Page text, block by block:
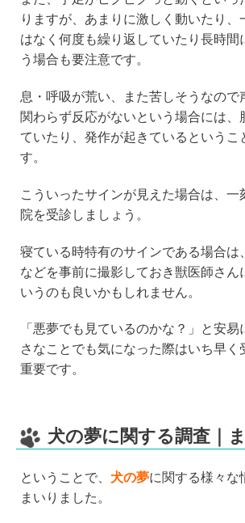
りますが、あまりに激しく動いたり、
はなく何度も繰り返していたり長時間
う場合も要注意です。
息・呼吸が荒い、また苦しそうなので
関わらず反応がないという場合には、
ていたり、発作が起きているというこ
す。
こういったサインが見えた場合は、一
院を受診しましょう。
寝ている時特有のサインである場合は
などを事前に撮影しておき獣医師さん
いうのも良いかもしれません。
「悪夢でも見ているのかな？」と安
さなことでも気になった際はいち早く
重要です。
犬の夢に関する調査｜
ということで、 犬の夢に関する様々な
まいりました。